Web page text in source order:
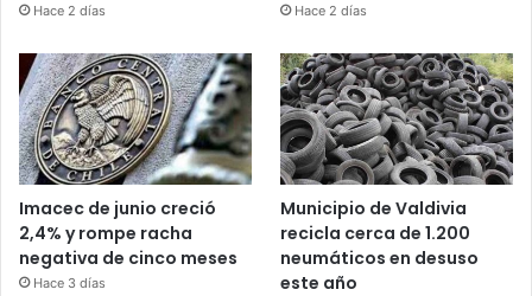
Hace 2 días Hace 2 días
Imacec de junio creció
2,4% y rompe racha
negativa de cinco meses
Hace 3 días
Municipio de Valdivia
recicla cerca de 1.200
neumáticos en desuso
este año